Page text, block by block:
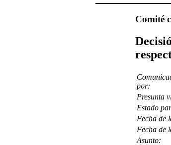
Comité
por:
Presunta
Estado
Fecha de
Fecha de
Asunto: